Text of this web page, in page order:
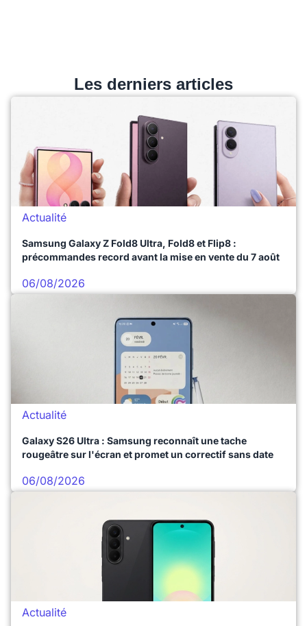
Les derniers articles
Actualité
Samsung Galaxy Z Fold8 Ultra, Fold8 et Flip8 :
précommandes record avant la mise en vente du 7 août
06/08/2026
Actualité
Galaxy S26 Ultra : Samsung reconnaît une tache
rougeâtre sur l'écran et promet un correctif sans date
06/08/2026
Actualité